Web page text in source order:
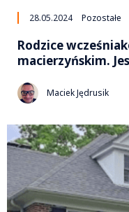
28.05.2024 Pozostałe
Rodzice
macierzyńskim.
Maciek Jędrusik